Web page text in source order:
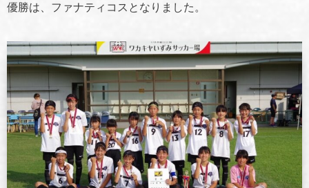
優勝は、ファナティコスとなりました。